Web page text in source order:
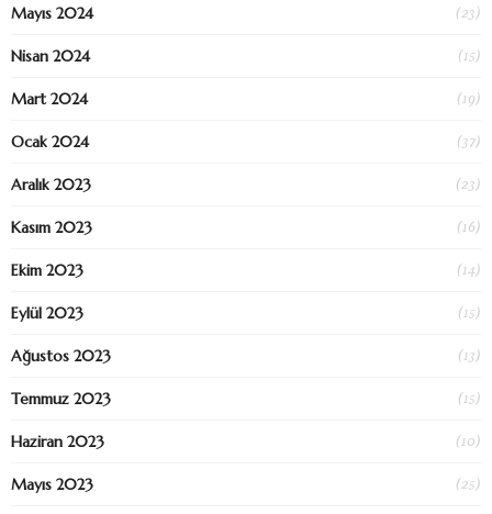
Mayıs 2024 (23)
Nisan 2024 (15)
Mart 2024 (19)
Ocak 2024 (37)
Aralık 2023 (23)
Kasım 2023 (16)
Ekim 2023 (14)
Eylül 2023 (15)
Ağustos 2023 (13)
Temmuz 2023 (15)
Haziran 2023 (10)
Mayıs 2023 (25)